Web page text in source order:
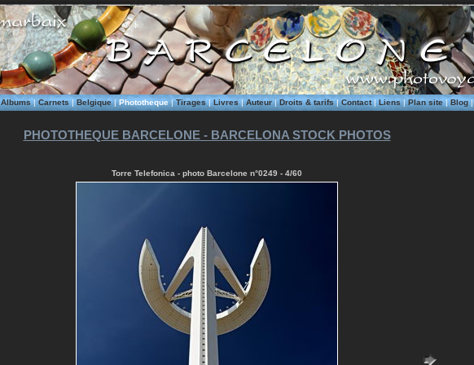
Albums| Carnets|Belgique|Phototheque|Tirages|Livres|Auteur|Droits & tarifs|Contact|Liens|Plan site|Blog|
PHOTOTHEQUE BARCELONE - BARCELONA STOCK PHOTOS
Torre Telefonica - photo Barcelone n°0249 - 4/60